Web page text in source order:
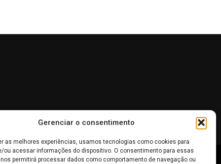
Gerenciar o consentimento
as melhores experiências, usamos tecnologias como cookies para
ou acessar informações do dispositivo. O consentimento para essas
permitirá processar dados como comportamento de navegação ou